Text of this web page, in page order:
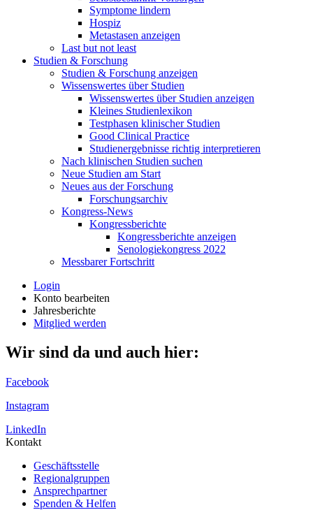
Symptome lindern
Hospiz
Metastasen anzeigen
Last but not least
Studien & Forschung
Studien & Forschung anzeigen
Wissenswertes über Studien
Wissenswertes über Studien anzeigen
Kleines Studienlexikon
Testphasen klinischer Studien
Good Clinical Practice
Studienergebnisse richtig interpretieren
Nach klinischen Studien suchen
Neue Studien am Start
Neues aus der Forschung
Forschungsarchiv
Kongress-News
Kongressberichte
Kongressberichte anzeigen
Senologiekongress 2022
Messbarer Fortschritt
Login
Konto bearbeiten
Jahresberichte
Mitglied werden
Wir sind da und auch hier:
Facebook
Instagram
LinkedIn
Kontakt
Geschäftsstelle
Regionalgruppen
Ansprechpartner
Spenden & Helfen